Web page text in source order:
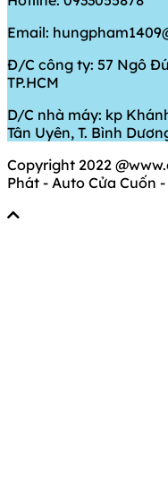
Email:
Đ/C công ty: 57 Ngô
TP.HCM
D/C nhà máy: kp
Tân Uyên, T. Bình
Copyright 2022
Phát - Auto Cửa Cuốn